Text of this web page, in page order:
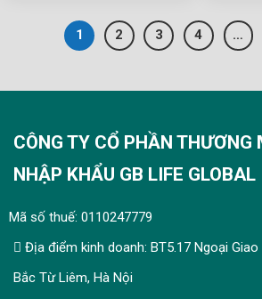
1 2 3 4 …
CÔNG TY CỔ PHẦN THƯƠNG
NHẬP KHẨU GB LIFE GLOBAL
Mã số thuế: 0110247779
Địa điểm kinh doanh: BT5.17 Ngoại Giao
Bắc Từ Liêm, Hà Nội